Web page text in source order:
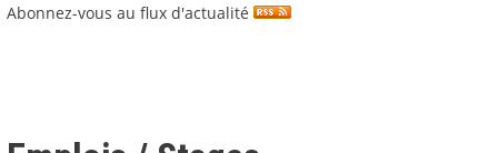
Abonnez-vous au flux d'actualité